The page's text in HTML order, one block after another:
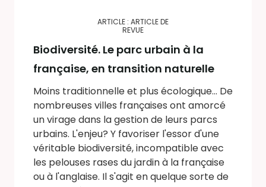
ARTICLE : ARTICLE DE
REVUE
Biodiversité. Le parc urbain à la
française, en transition naturelle
Moins traditionnelle et plus écologique... De
nombreuses villes françaises ont amorcé
un virage dans la gestion de leurs parcs
urbains. L'enjeu? Y favoriser l'essor d'une
véritable biodiversité, incompatible avec
les pelouses rases du jardin à la française
ou à l'anglaise. Il s'agit en quelque sorte de